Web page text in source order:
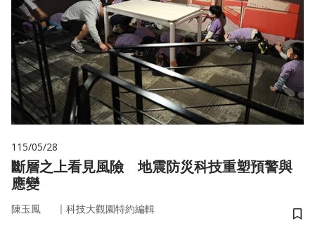
115/05/28
斷層之上看見風險 地震防災科技重塑預警與
應變
陳玉鳳 ｜ 科技大觀園特約編輯
儲